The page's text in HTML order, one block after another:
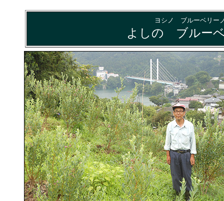
ヨシノ ブルーベリー
よしの ブルー